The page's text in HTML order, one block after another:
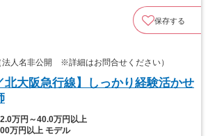
保存する
法人名非公開 ※詳細はお問合せください）
北大阪急行線】しっかり経験活かせ
万円～40.0万円以上
万円以上 モデル